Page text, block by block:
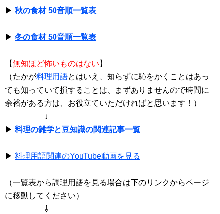
▶ 秋の食材 50音順一覧表
▶ 冬の食材 50音順一覧表
【無知ほど怖いものはない 】
（たかが料理用語とはいえ、知らずに恥をかくことはあっ
ても知っていて損することは、まずありませんので時間に
余裕がある方は、お役立ていただければと思います！）
↓
▶ 料理の雑学と豆知識の関連記事一覧
▶ 料理用語関連のYouTube動画を見る
（一覧表から調理用語を見る場合は下のリンクからページ
に移動してください）
⇩